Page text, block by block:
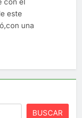
este
una
BUSCAR